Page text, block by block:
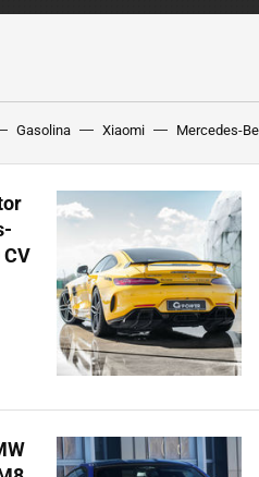
Gasolina Xiaomi Mercedes-
CV